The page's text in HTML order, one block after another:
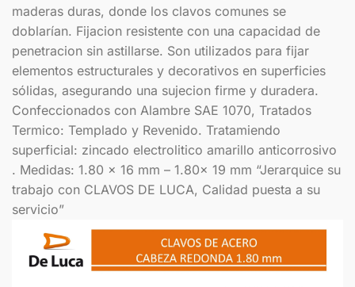
maderas duras, donde los clavos comunes se
doblarían. Fijacion resistente con una capacidad de
penetracion sin astillarse. Son utilizados para fijar
elementos estructurales y decorativos en superficies
sólidas, asegurando una sujecion firme y duradera.
Confeccionados con Alambre SAE 1070, Tratados
Termico: Templado y Revenido. Tratamiendo
superficial: zincado electrolitico amarillo anticorrosivo
. Medidas: 1.80 x 16 mm – 1.80x 19 mm “Jerarquice su
trabajo con CLAVOS DE LUCA, Calidad puesta a su
servicio”